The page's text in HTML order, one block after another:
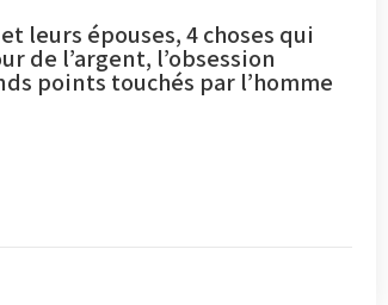
leurs épouses, 4 choses qui
de l’argent, l’obsession
points touchés par l’homme